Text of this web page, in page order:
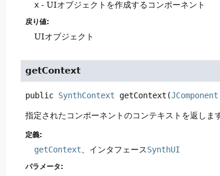
x - UIオブジェクトを作成するコンポーネント
戻り値:
UIオブジェクト
getContext
public SynthContext getContext (JComponent
指定されたコンポーネントのコンテキストを返します
定義:
getContext、インタフェースSynthUI
パラメータ: